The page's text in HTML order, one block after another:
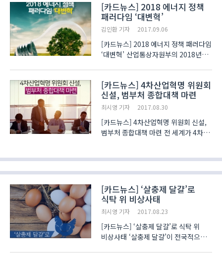
지급하기로 정한 시간급 금액, 일급
금액, 주급 금액, 월급 금액 또는 도급
금액 최근 국내경제계를 뒤흔..
[카드뉴스] 2018 에너지 정책
패러다임 ‘대변혁’
김인환 기자 2017.09.06
[카드뉴스] 2018 에너지 정책 패러다임
‘대변혁’ 산업통상자원부의 2018년도
강화 ▲국민일자리 신산업 육성 ▲
수출구조고도화 등에 집중 투자되는
모습을 보였는데요. 특히 ‘신재생..
[카드뉴스] 4차산업혁명 위원회
신설, 범부처 종합대책 마련
최시영 기자 2017.08.30
[카드뉴스] 4차산업혁명 위원회 신설,
범부처 종합대책 마련 전 세계가 4차
각국의 상황이 다른 만큼 국가마다
내세우는 전략은 물론 정부의 지원 등도
판이합니다. 이에..
[카드뉴스] ‘살충제 달걀’로
식탁 위 비상사태
최시영 기자 2017.08.23
[카드뉴스] ‘살충제 달걀’로 식탁 위
비상사태 ‘살충제 달걀’이 전국적으로